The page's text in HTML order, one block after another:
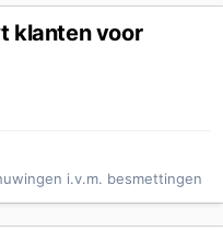
klanten voor
i.v.m. besmettingen